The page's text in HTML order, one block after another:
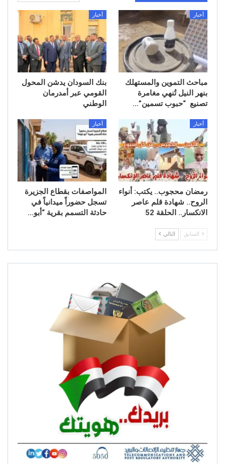
أخبار
مباحث التموين والمستهلك
بنهر النيل تُنهي مغامرة
تصنيع “حبوب تسمين”…
أخبار
بنك السودان يدشن المحول
القومي عبر أمدرمان
الوطني
أخبار
رمضان محجوب.. يكتب: أنواء
الروح.. شهادة قلم عاصر
الانكسار.. الحلقة 52
أخبار
المواصفات بقطاع الجزيرة
تسجل حضوراً ميدانياً في
حادثة التسمم بقرية “أبو…
السابق التالي